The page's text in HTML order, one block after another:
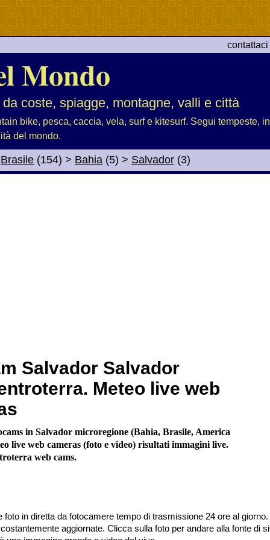
Mondo
coste, spiagge, montagne, valli e città
bike, pesca, caccia, vela, surf e kitesurf. Segui tempeste,
del mondo.
Brasile (154) > Bahia (5) > Salvador (3)
Salvador Salvador
Meteo live web
in Salvador microregione (Bahia, Brasile, America
live web cameras (foto e video) risultati immagini live.
web cams.
foto in diretta da fotocamere tempo di trasmissione 24 ore al giorno.
aggiornate. Clicca sulla foto per andare alla fonte di